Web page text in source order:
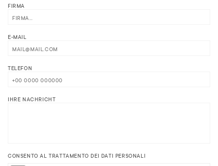
FIRMA
E-MAIL
TELEFON
IHRE NACHRICHT
CONSENTO AL TRATTAMENTO DEI DATI PERSONALI